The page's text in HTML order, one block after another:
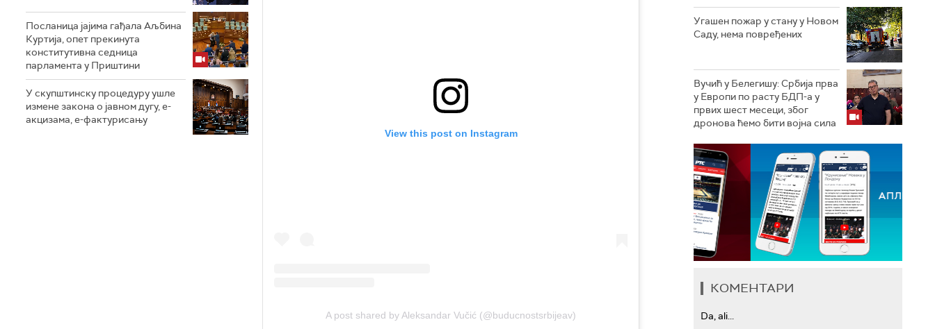
Посланица јајима гађала Аљбина
Куртија, опет прекинута
конститутивна седница
парламента у Приштини
У скупштинску процедуру ушле
измене закона о јавном дугу, е-
акцизама, е-фактурисању
View this post on Instagram
A post shared by Aleksandar Vučić (@buducnostsrbijeav)
Угашен пожар у стану у Новом
Саду, нема повређених
Вучић у Белегишу: Србија прва
у Европи по расту БДП-а у
првих шест месеци, због
дронова ћемо бити војна сила
КОМЕНТАРИ
Da, ali...